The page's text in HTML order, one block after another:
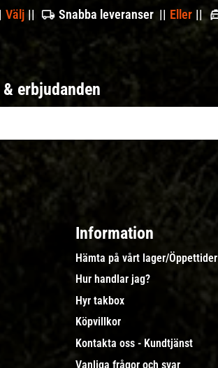
Välj || Snabba leveranser || Eller ||
erbjudanden
Information
Hämta på vårt lager/Öppettider
Hur handlar jag?
Hyr takbox
Köpvillkor
Kontakta oss - Kundtjänst
Vanliga frågor och svar